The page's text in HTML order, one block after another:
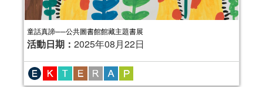
童話真諦──公共圖書館館藏主題書展
活動日期： 2025年08月22日